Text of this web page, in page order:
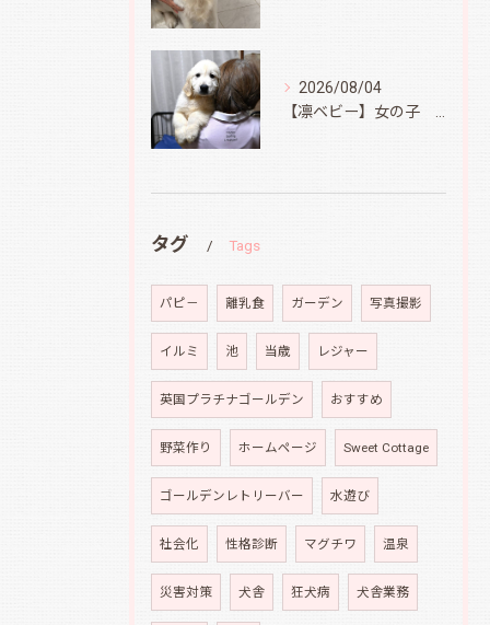
2026/08/04
タグ Tags
パピ－ 離乳食 ガーデン 写真撮影
イルミ 池 当歳 レジャー
英国プラチナゴールデン おすすめ
野菜作り ホームページ Sweet Cottage
ゴールデンレトリーバー 水遊び
社会化 性格診断 マグチワ 温泉
災害対策 犬舎 狂犬病 犬舎業務